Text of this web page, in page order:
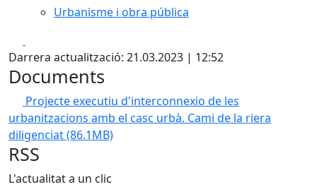
Urbanisme i obra pública
Darrera actualització: 21.03.2023 | 12:52
Documents
Projecte executiu d'interconnexio de les
urbanitzacions amb el casc urbà. Cami de la riera
diligenciat(86.1MB)
RSS
L'actualitat a un clic